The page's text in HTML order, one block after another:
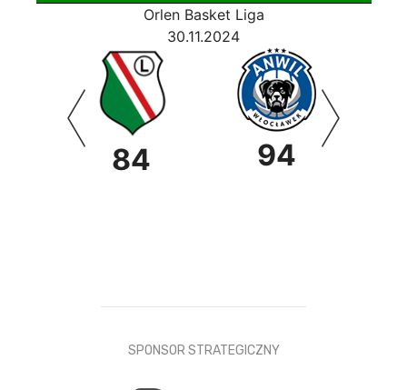
Orlen Basket Liga
30.11.2024
84 94
SPONSOR STRATEGICZNY